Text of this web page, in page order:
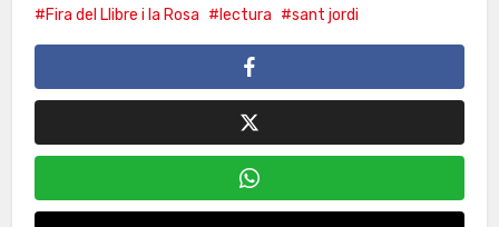
Fira del Llibre i la Rosa lectura sant jordi